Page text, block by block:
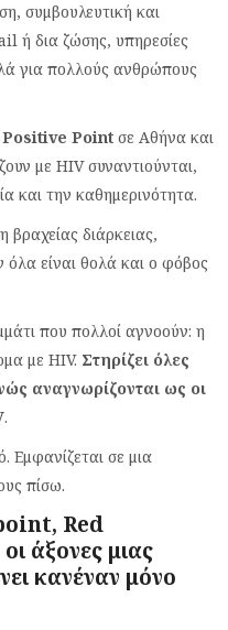
συμβουλευτική και
ή δια ζώσης, υπηρεσίες
για πολλούς ανθρώπους
Positive Point σε Αθήνα και
με HIV συναντιούνται,
και την καθημερινότητα.
βραχείας διάρκειας,
όλα είναι θολά και ο φόβος
που πολλοί αγνοούν: η
με HIV. Στηρίζει όλες
αναγνωρίζονται ως οι
.
Εμφανίζεται σε μια
πίσω.
Red
άξονες μιας
κανέναν μόνο